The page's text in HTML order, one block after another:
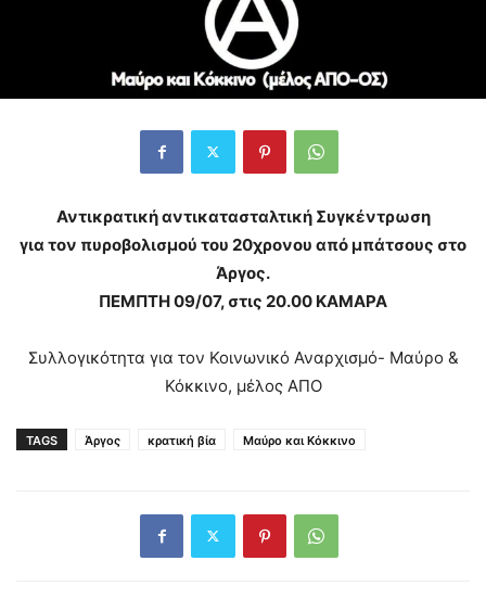
Αντικρατική αντικατασταλτική Συγκέντρωση
για τον πυροβολισμού του 20χρονου από μπάτσους στο
Άργος.
ΠΕΜΠΤΗ 09/07, στις 20.00 ΚΑΜΑΡΑ
Συλλογικότητα για τον Κοινωνικό Αναρχισμό- Μαύρο &
Κόκκινο, μέλος ΑΠΟ
TAGS Άργος κρατική βία Μαύρο και Κόκκινο